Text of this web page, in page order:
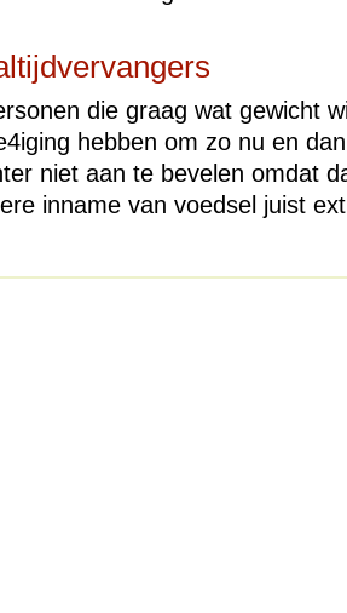
die graag wat gewicht
hebben om zo nu en
niet aan te bevelen omdat
inname van voedsel juist